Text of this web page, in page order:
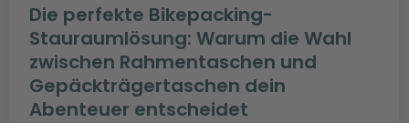
Die perfekte Bikepacking-
Stauraumlösung: Warum die Wahl
zwischen Rahmentaschen und
Gepäckträgertaschen dein
Abenteuer entscheidet